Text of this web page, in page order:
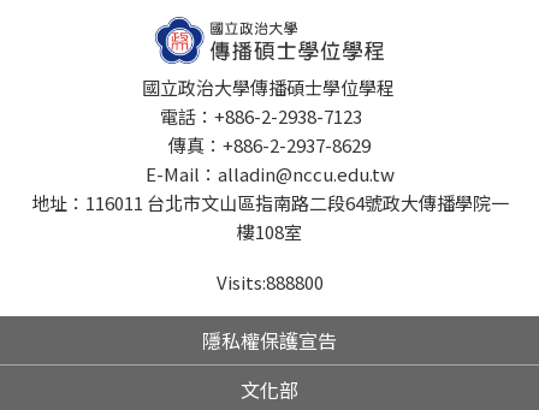
國立政治大學傳播碩士學位學程
電話：+886-2-2938-7123
傳真：+886-2-2937-8629
E-Mail：alladin@nccu.edu.tw
地址：116011 台北市文山區指南路二段64號政大傳播學院一
樓108室
Visits:888800
隱私權保護宣告
文化部